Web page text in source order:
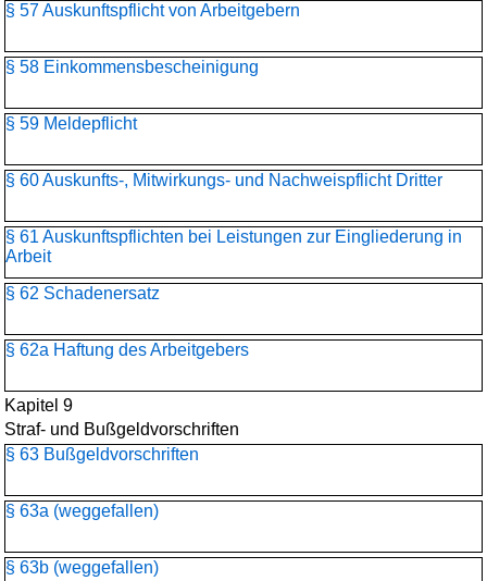
§ 57 Auskunftspflicht von Arbeitgebern
§ 58 Einkommensbescheinigung
§ 59 Meldepflicht
§ 60 Auskunfts-, Mitwirkungs- und Nachweispflicht Dritter
§ 61 Auskunftspflichten bei Leistungen zur Eingliederung in
Arbeit
§ 62 Schadenersatz
§ 62a Haftung des Arbeitgebers
Kapitel 9
Straf- und Bußgeldvorschriften
§ 63 Bußgeldvorschriften
§ 63a (weggefallen)
§ 63b (weggefallen)